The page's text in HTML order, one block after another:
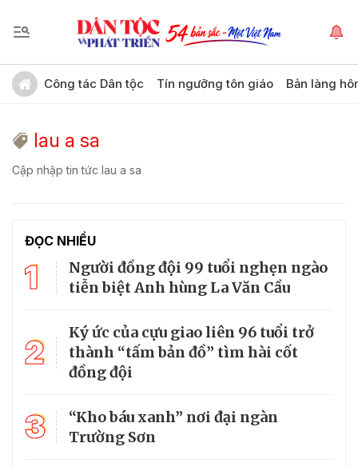
Công tác Dân tộc Tín ngưỡng tôn giáo Bản làng
lau a sa
Cập nhập tin tức lau a sa
ĐỌC NHIỀU
1
Người đồng đội 99 tuổi nghẹn ngào
tiễn biệt Anh hùng La Văn Cầu
2
Ký ức của cựu giao liên 96 tuổi trở
thành “tấm bản đồ” tìm hài cốt
đồng đội
3
“Kho báu xanh” nơi đại ngàn
Trường Sơn